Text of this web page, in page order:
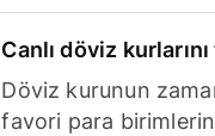
Canlı döviz
Döviz kurunun
favori para